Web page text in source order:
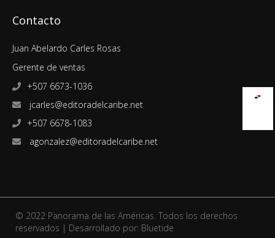
Contacto
Juan Abelardo Carles Rosas
Gerente de ventas
+507 6673-1036
jcarles@editoradelcaribe.net
+507 6678-1083
agonzalez@editoradelcaribe.net
© 2022 Panorama de las Américas. Todos los derechos
reservados | Desarrollado por: Bluetide